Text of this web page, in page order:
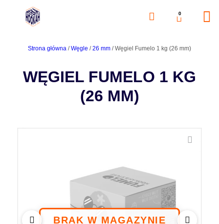
0
Strona główna /Węgle /26 mm / Węgiel Fumelo 1 kg (26 mm)
WĘGIEL FUMELO 1 KG
(26 MM)